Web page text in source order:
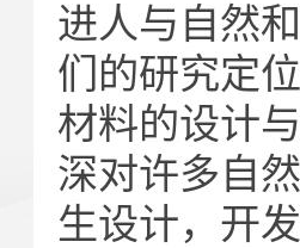
进人与自然
们的研究定
材料的设计
深对许多自
生设计，开